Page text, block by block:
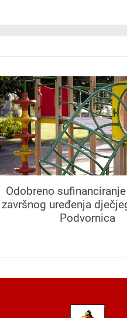
Odobreno
završnog uređenja
Podvornica